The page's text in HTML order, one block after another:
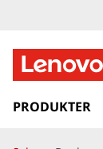
o
w
eå
PRODUKTER